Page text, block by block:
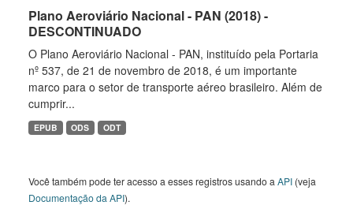
Plano Aeroviário Nacional - PAN (2018) -
DESCONTINUADO
O Plano Aeroviário Nacional - PAN, instituído pela Portaria
nº 537, de 21 de novembro de 2018, é um importante
marco para o setor de transporte aéreo brasileiro. Além de
cumprir...
EPUB ODS ODT
Você também pode ter acesso a esses registros usando a API (veja
Documentação da API).